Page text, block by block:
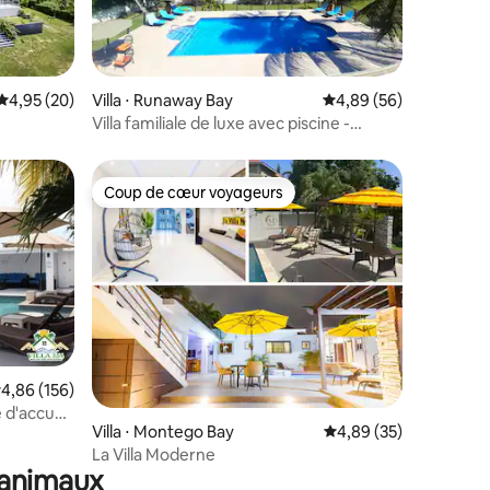
: 4,88 sur 5
moyenne sur la base de 20 commentaires : 4,95 sur 5
4,95 (20)
Villa ⋅ Runaway Bay Évaluation moyenne
4,89 (56)
Villa familiale de luxe avec piscine -
: 5 sur 5
moyenne sur la base de 156 commentaires : 4,86 sur 5
4,86 (156)
Coup de cœur voyageurs
Coup de cœur voyageurs
Villa ⋅ Montego Bay Évaluation moyenne
4,89 (35)
La Villa Moderne